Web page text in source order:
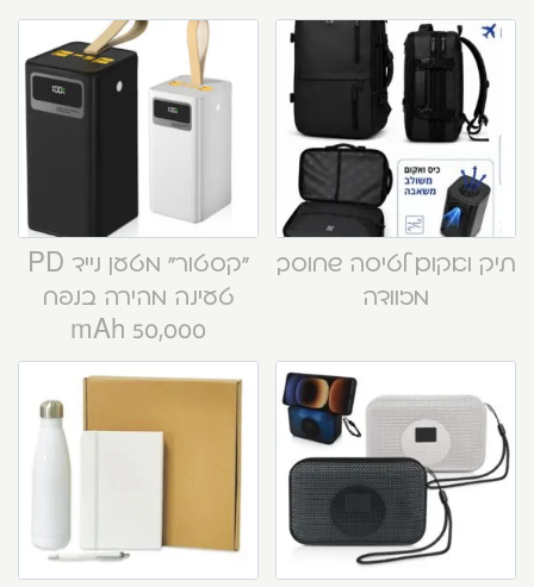
תיק ואקום לטיסה שחוסך
מזוודה
“קסטור” מטען נייד PD
טעינה מהירה בנפח
50,000 mAh